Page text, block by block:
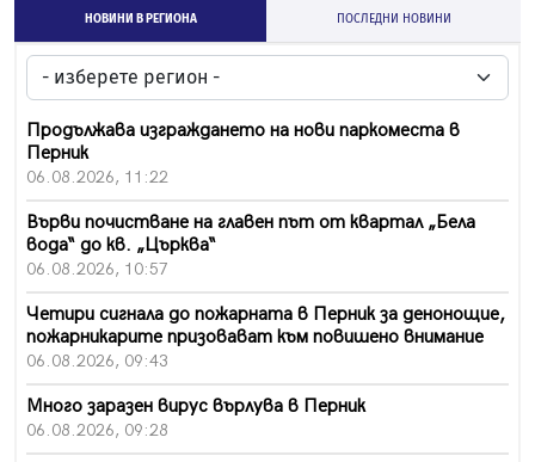
НОВИНИ В РЕГИОНА ПОСЛЕДНИ НОВИНИ
Продължава изграждането на нови паркоместа в
Перник
06.08.2026, 11:22
Върви почистване на главен път от квартал „Бела
вода“ до кв. „Църква“
06.08.2026, 10:57
Четири сигнала до пожарната в Перник за денонощие,
пожарникарите призовават към повишено внимание
06.08.2026, 09:43
Много заразен вирус върлува в Перник
06.08.2026, 09:28